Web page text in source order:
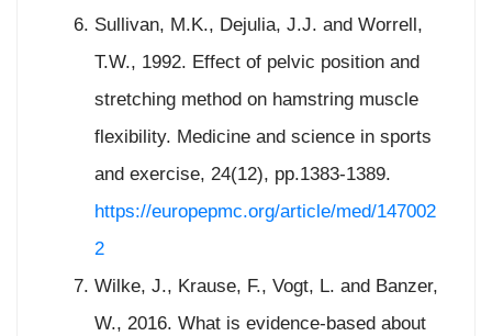
Sullivan, M.K., Dejulia, J.J. and Worrell,
T.W., 1992. Effect of pelvic position and
stretching method on hamstring muscle
flexibility. Medicine and science in sports
and exercise, 24(12), pp.1383-1389.
https://europepmc.org/article/med/147002
2
Wilke, J., Krause, F., Vogt, L. and Banzer,
W., 2016. What is evidence-based about